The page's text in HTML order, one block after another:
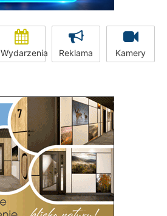
Wydarzenia Reklama Kamery